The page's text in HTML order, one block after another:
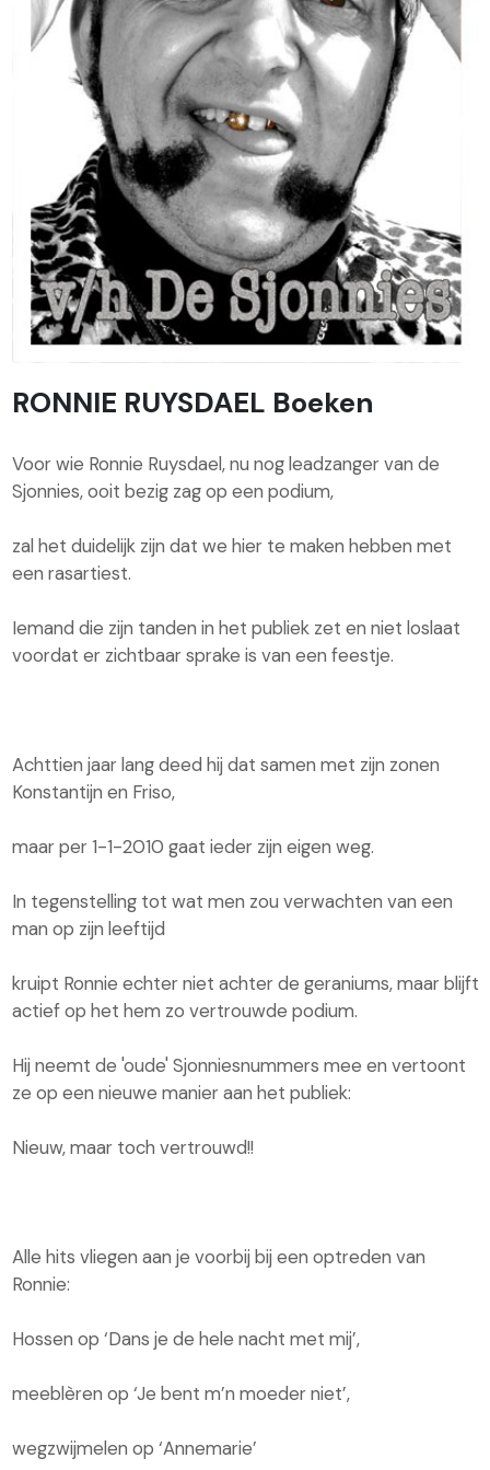
RONNIE RUYSDAEL Boeken
Voor wie Ronnie Ruysdael, nu nog leadzanger van de
Sjonnies, ooit bezig zag op een podium,
zal het duidelijk zijn dat we hier te maken hebben met
een rasartiest.
Iemand die zijn tanden in het publiek zet en niet loslaat
voordat er zichtbaar sprake is van een feestje.
Achttien jaar lang deed hij dat samen met zijn zonen
Konstantijn en Friso,
maar per 1-1-2010 gaat ieder zijn eigen weg.
In tegenstelling tot wat men zou verwachten van een
man op zijn leeftijd
kruipt Ronnie echter niet achter de geraniums, maar blijft
actief op het hem zo vertrouwde podium.
Hij neemt de 'oude' Sjonniesnummers mee en vertoont
ze op een nieuwe manier aan het publiek:
Nieuw, maar toch vertrouwd!!
Alle hits vliegen aan je voorbij bij een optreden van
Ronnie:
Hossen op ‘Dans je de hele nacht met mij’,
meeblèren op ‘Je bent m’n moeder niet’,
wegzwijmelen op ‘Annemarie’